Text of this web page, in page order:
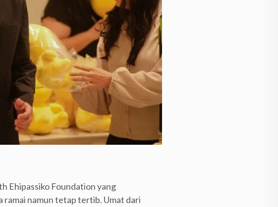
Ehipassiko Foundation yang
ramai namun tetap tertib. Umat dari